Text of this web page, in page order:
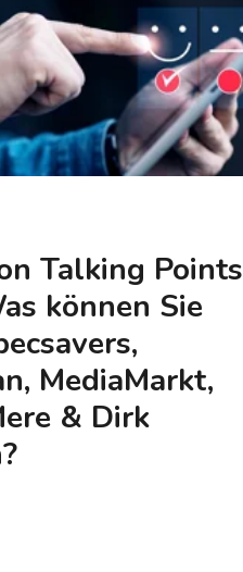
Talking Points
können Sie
MediaMarkt,
& Dirk